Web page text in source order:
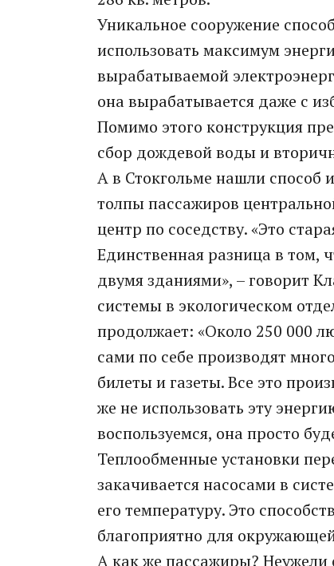
Уникальное сооружение
использовать максимум
вырабатываемой
она вырабатывается даже с
Помимо этого конструкция
сбор дождевой воды и
А в Стокгольме нашли способ
толпы пассажиров
центр по соседству. «Это
Единственная разница в том,
двумя зданиями», – говорит
системы в экологическом
продолжает: «Около 250 000
сами по себе производят
билеты и газеты. Все это
же не использовать эту
воспользуемся, она просто
Теплообменные установки
закачивается насосами в
его температуру. Это
благоприятно для
А как же пассажиры? Неужели